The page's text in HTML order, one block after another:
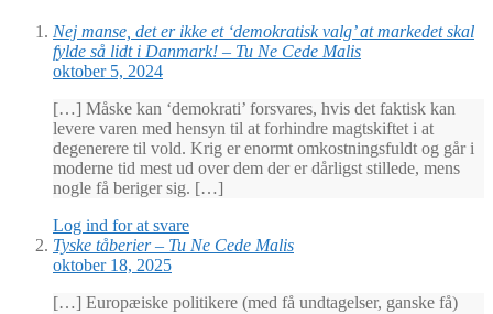
Nej manse, det er ikke et ‘demokratisk valg’ at markedet skal
fylde så lidt i Danmark! – Tu Ne Cede Malis
oktober 5, 2024
[…] Måske kan ‘demokrati’ forsvares, hvis det faktisk kan
levere varen med hensyn til at forhindre magtskiftet i at
degenerere til vold. Krig er enormt omkostningsfuldt og går i
moderne tid mest ud over dem der er dårligst stillede, mens
nogle få beriger sig. […]
Log ind for at svare
Tyske tåberier – Tu Ne Cede Malis
oktober 18, 2025
[…] Europæiske politikere (med få undtagelser, ganske få)